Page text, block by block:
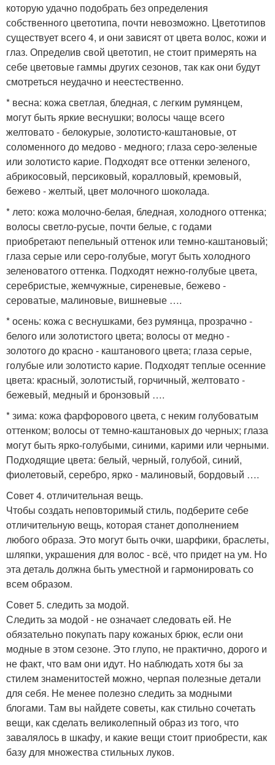
которую удачно подобрать без определения
собственного цветотипа, почти невозможно. Цветотипов
существует всего 4, и они зависят от цвета волос, кожи и
глаз. Определив свой цветотип, не стоит примерять на
себе цветовые гаммы других сезонов, так как они будут
смотреться неудачно и неестественно.
* весна: кожа светлая, бледная, с легким румянцем,
могут быть яркие веснушки; волосы чаще всего
желтовато - белокурые, золотисто-каштановые, от
соломенного до медово - медного; глаза серо-зеленые
или золотисто карие. Подходят все оттенки зеленого,
абрикосовый, персиковый, коралловый, кремовый,
бежево - желтый, цвет молочного шоколада.
* лето: кожа молочно-белая, бледная, холодного оттенка;
волосы светло-русые, почти белые, с годами
приобретают пепельный оттенок или темно-каштановый;
глаза серые или серо-голубые, могут быть холодного
зеленоватого оттенка. Подходят нежно-голубые цвета,
серебристые, жемчужные, сиреневые, бежево -
сероватые, малиновые, вишневые ….
* осень: кожа с веснушками, без румянца, прозрачно -
белого или золотистого цвета; волосы от медно -
золотого до красно - каштанового цвета; глаза серые,
голубые или золотисто карие. Подходят теплые осенние
цвета: красный, золотистый, горчичный, желтовато -
бежевый, медный и бронзовый ….
* зима: кожа фарфорового цвета, с неким голубоватым
оттенком; волосы от темно-каштановых до черных; глаза
могут быть ярко-голубыми, синими, карими или черными.
Подходящие цвета: белый, черный, голубой, синий,
фиолетовый, серебро, ярко - малиновый, бордовый ….
Совет 4. отличительная вещь.
Чтобы создать неповторимый стиль, подберите себе
отличительную вещь, которая станет дополнением
любого образа. Это могут быть очки, шарфики, браслеты,
шляпки, украшения для волос - всё, что придет на ум. Но
эта деталь должна быть уместной и гармонировать со
всем образом.
Совет 5. следить за модой.
Следить за модой - не означает следовать ей. Не
обязательно покупать пару кожаных брюк, если они
модные в этом сезоне. Это глупо, не практично, дорого и
не факт, что вам они идут. Но наблюдать хотя бы за
стилем знаменитостей можно, черпая полезные детали
для себя. Не менее полезно следить за модными
блогами. Там вы найдете советы, как стильно сочетать
вещи, как сделать великолепный образ из того, что
завалялось в шкафу, и какие вещи стоит приобрести, как
базу для множества стильных луков.